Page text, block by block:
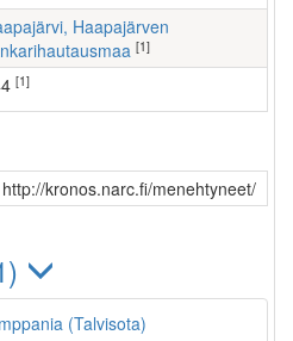
[1]
[1]
kronos.narc.fi/menehtyneet/
(Talvisota)